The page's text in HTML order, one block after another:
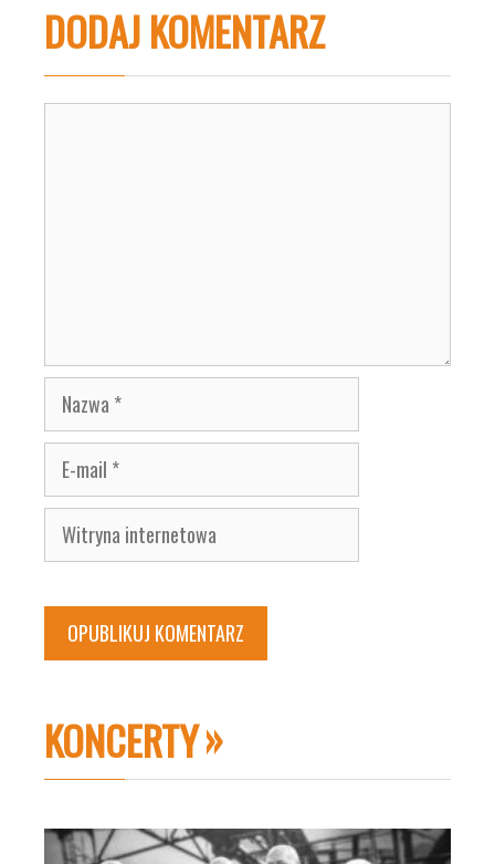
DODAJ KOMENTARZ
Nazwa
E-
mail
Witryna
internetowa
KONCERTY